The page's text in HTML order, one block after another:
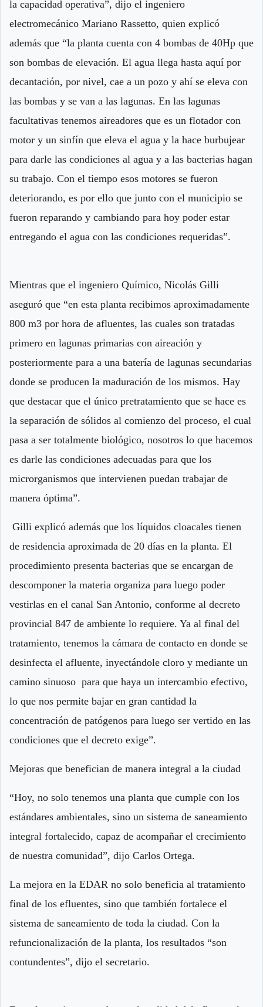
la capacidad operativa”, dijo el ingeniero
electromecánico Mariano Rassetto, quien explicó
además que “la planta cuenta con 4 bombas de 40Hp que
son bombas de elevación. El agua llega hasta aquí por
decantación, por nivel, cae a un pozo y ahí se eleva con
las bombas y se van a las lagunas. En las lagunas
facultativas tenemos aireadores que es un flotador con
motor y un sinfín que eleva el agua y la hace burbujear
para darle las condiciones al agua y a las bacterias hagan
su trabajo. Con el tiempo esos motores se fueron
deteriorando, es por ello que junto con el municipio se
fueron reparando y cambiando para hoy poder estar
entregando el agua con las condiciones requeridas”.
Mientras que el ingeniero Químico, Nicolás Gilli
aseguró que “en esta planta recibimos aproximadamente
800 m3 por hora de afluentes, las cuales son tratadas
primero en lagunas primarias con aireación y
posteriormente para a una batería de lagunas secundarias
donde se producen la maduración de los mismos. Hay
que destacar que el único pretratamiento que se hace es
la separación de sólidos al comienzo del proceso, el cual
pasa a ser totalmente biológico, nosotros lo que hacemos
es darle las condiciones adecuadas para que los
microrganismos que intervienen puedan trabajar de
manera óptima”.
Gilli explicó además que los líquidos cloacales tienen
de residencia aproximada de 20 días en la planta. El
procedimiento presenta bacterias que se encargan de
descomponer la materia organiza para luego poder
vestirlas en el canal San Antonio, conforme al decreto
provincial 847 de ambiente lo requiere. Ya al final del
tratamiento, tenemos la cámara de contacto en donde se
desinfecta el afluente, inyectándole cloro y mediante un
camino sinuoso para que haya un intercambio efectivo,
lo que nos permite bajar en gran cantidad la
concentración de patógenos para luego ser vertido en las
condiciones que el decreto exige”.
Mejoras que benefician de manera integral a la ciudad
“Hoy, no solo tenemos una planta que cumple con los
estándares ambientales, sino un sistema de saneamiento
integral fortalecido, capaz de acompañar el crecimiento
de nuestra comunidad”, dijo Carlos Ortega.
La mejora en la EDAR no solo beneficia al tratamiento
final de los efluentes, sino que también fortalece el
sistema de saneamiento de toda la ciudad. Con la
refuncionalización de la planta, los resultados “son
contundentes”, dijo el secretario.